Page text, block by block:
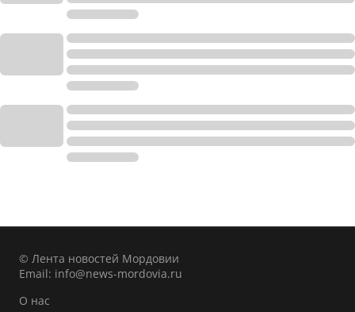
© Лента новостей Мордовии
Email: info@news-mordovia.ru
О нас